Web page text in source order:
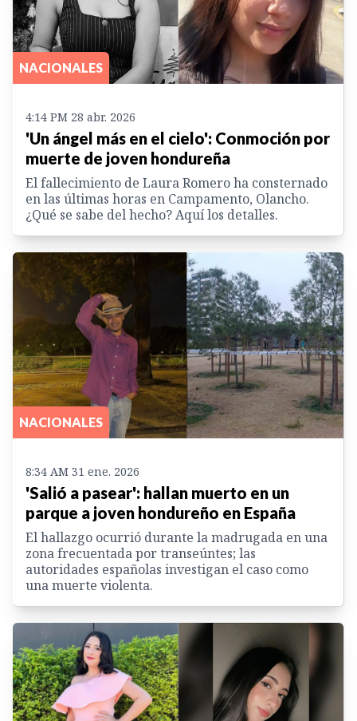
NACIONALES
4:14 PM 28 abr. 2026
'Un ángel más en el cielo': Conmoción por
muerte de joven hondureña
El fallecimiento de Laura Romero ha consternado
en las últimas horas en Campamento, Olancho.
¿Qué se sabe del hecho? Aquí los detalles.
NACIONALES
8:34 AM 31 ene. 2026
'Salió a pasear': hallan muerto en un
parque a joven hondureño en España
El hallazgo ocurrió durante la madrugada en una
zona frecuentada por transeúntes; las
autoridades españolas investigan el caso como
una muerte violenta.